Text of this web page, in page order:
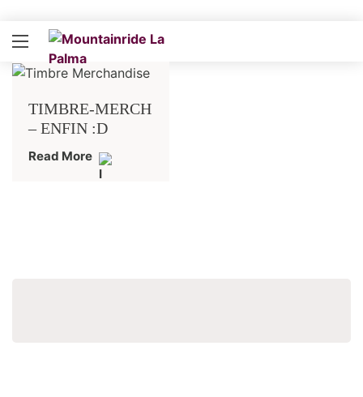
TIMBRE-MERCH
– ENFIN :D
Read More